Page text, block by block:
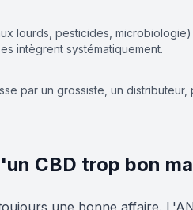
lourds, pesticides,
intègrent systématiquement.
par un grossiste, un
CBD trop bon